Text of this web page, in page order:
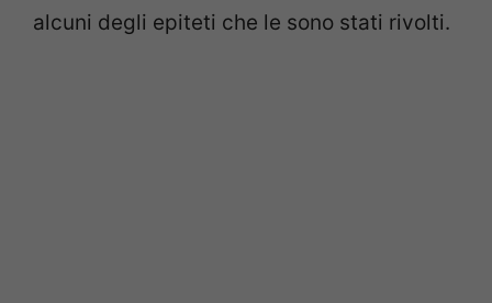
alcuni degli epiteti che le sono stati rivolti.